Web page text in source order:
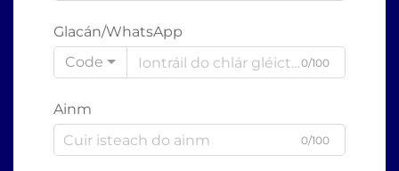
Glacán/WhatsApp
Code
0/100
Ainm
0/100